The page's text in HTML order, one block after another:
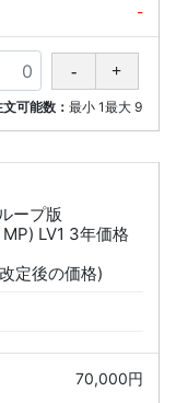
-
文可能数：最小 1最大 9
ープ版
LV1 3年価格
定後の価格)
70,000円